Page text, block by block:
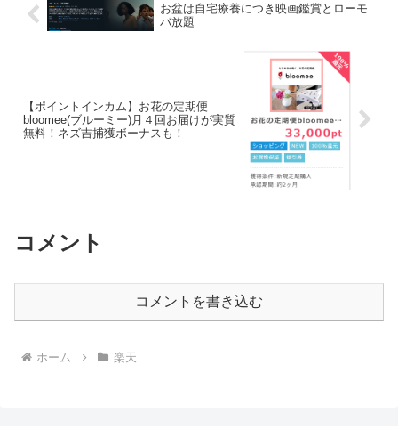
お盆は自宅療養につき映画鑑賞とローモ
バ放題
【ポイントインカム】お花の定期便
bloomee(ブルーミー)月４回お届けが実質
無料！ネズ吉捕獲ボーナスも！
コメント
コメントを書き込む
ホーム 楽天